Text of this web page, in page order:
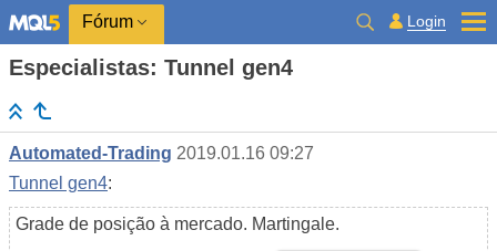
Fórum Login
Especialistas: Tunnel gen4
Automated-Trading 2019.01.16 09:27
Tunnel gen4:
Grade de posição à mercado. Martingale.